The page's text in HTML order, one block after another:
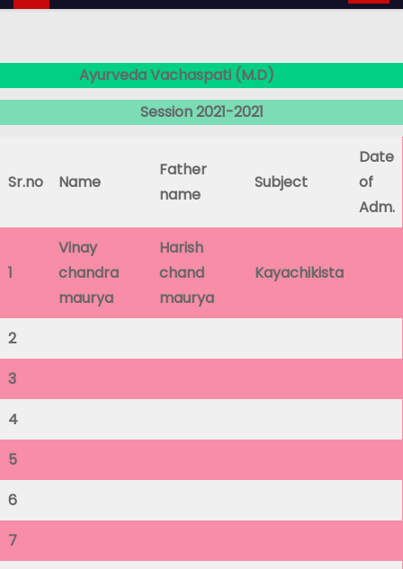
Ayurveda Vachaspati (M.D)
Session 2021-2021
Sr.no Name
Father
name
Subject
Date
of
Adm.
1
Vinay
chandra
maurya
Harish
chand
maurya
Kayachikista
2
3
4
5
6
7